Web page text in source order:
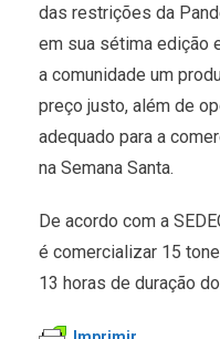
das restrições da
em sua sétima edição
a comunidade um
preço justo, além de
adequado para a
na Semana Santa.
De acordo com a
é comercializar 15
13 horas de duração